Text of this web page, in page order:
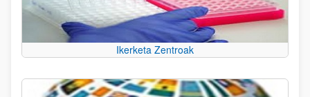
Ikerketa Zentroak